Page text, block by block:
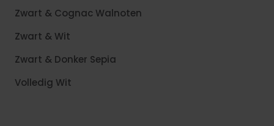
Zwart & Cognac Walnoten
Zwart & Wit
Zwart & Donker Sepia
Volledig Wit